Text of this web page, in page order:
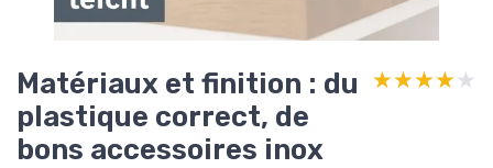
Matériaux et finition : du
plastique correct, de
bons accessoires inox
★★★★★
★★★★★